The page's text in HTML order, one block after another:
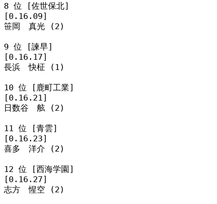
8 位 [佐世保北]
[0.16.09]
笹岡　真光 (2)
9 位 [諫早]
[0.16.17]
長浜　快柾 (1)
10 位 [鹿町工業]
[0.16.21]
日数谷　舷 (2)
11 位 [青雲]
[0.16.23]
喜多　洋介 (2)
12 位 [西海学園]
[0.16.27]
志方　惺空 (2)